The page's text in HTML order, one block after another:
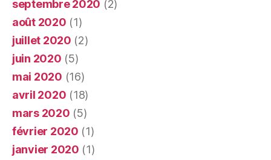
septembre 2020 (2)
août 2020 (1)
juillet 2020 (2)
juin 2020 (5)
mai 2020 (16)
avril 2020 (18)
mars 2020 (5)
février 2020 (1)
janvier 2020 (1)